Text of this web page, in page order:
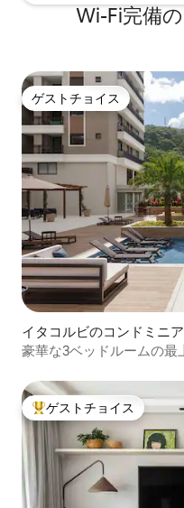
Wi-Fi完備
ゲストチョイス
ゲストチョイス
イタコルビのコンドミニ
豪華な3ベッドルームの最
大好評のゲストチョイス
ゲストチョイス